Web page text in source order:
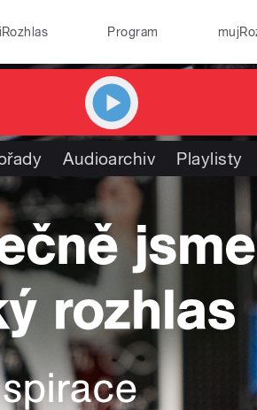
iRozhlas Program
Audioarchiv Playlisty